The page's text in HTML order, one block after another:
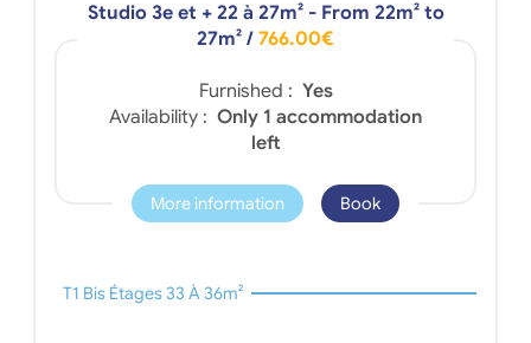
Studio 3e et + 22 à 27m² - From 22m² to
27m² / 766.00€
Furnished : Yes
Availability : Only 1 accommodation
left
More information Book
T1 Bis Étages 33 À 36m²